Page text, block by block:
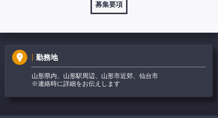
募集要項
勤務地
山形県内、山形駅周辺、山形市近郊、仙台市
※連絡時に詳細をお伝えします